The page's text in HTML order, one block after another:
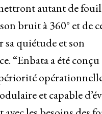
autant de
bruit à 360° et de
sa quiétude et son
“Enbata a été
et capable